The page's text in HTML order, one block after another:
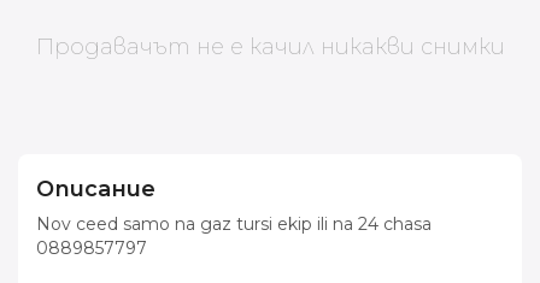
Продавачът не е качил никакви снимки
Описание
Nov ceed samo na gaz tursi ekip ili na 24 chasa
0889857797